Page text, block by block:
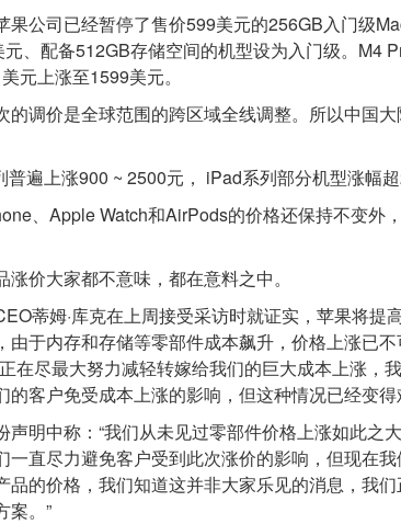
果公司已经暂停了售价599美元的256GB入门级
、配备512GB存储空间的机型设为入门级。M4
元上涨至1599美元。
的调价是全球范围的跨区域全线调整。所以中国
普遍上涨900 ~ 2500元， iPad系列部分机型涨幅超
、Apple Watch和AirPods的价格还保持不变外
涨价大家都不意味，都在意料之中。
蒂姆·库克在上周接受采访时就证实，苹果将提高
由于内存和存储等零部件成本飙升，价格上涨已
在尽最大努力减轻转嫁给我们的巨大成本上涨，
的客户免受成本上涨的影响，但这种情况已经变得
声明中称：“我们从未见过零部件价格上涨如此之
一直尽力避免客户受到此次涨价的影响，但现在
品的价格，我们知道这并非大家乐见的消息，我
案。”